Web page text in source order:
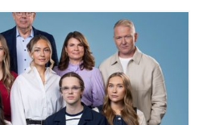
adventskalender-satsing.